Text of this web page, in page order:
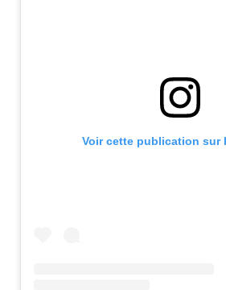
Voir cette publication sur